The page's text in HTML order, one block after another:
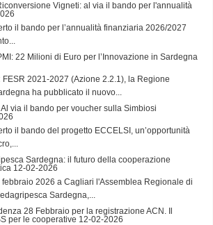
Vigneti: al via il bando per l'annualità
il bando per l’annualità finanziaria 2026/2027
22 Milioni di Euro per l’Innovazione in Sardegna
FESR 2021-2027 (Azione 2.2.1), la Regione
ha pubblicato il nuovo...
via il bando per voucher sulla Simbiosi
il bando del progetto ECCELSI, un’opportunità
Sardegna: il futuro della cooperazione
12-02-2026
2026 a Cagliari l'Assemblea Regionale di
Sardegna,...
28 Febbraio per la registrazione ACN. Il
per le cooperative 12-02-2026